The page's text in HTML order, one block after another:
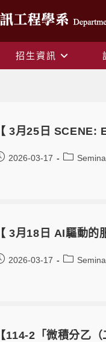
招生資訊
【 3月25日
2026-03-17
【 3月18日 AI驅動的
2026-03-17
【114-2「微積分乙